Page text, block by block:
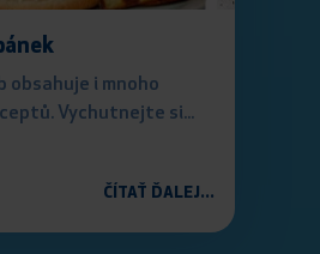
obsahuje i mnoho
Vychutnejte si...
ČÍTAŤ ĎALEJ...